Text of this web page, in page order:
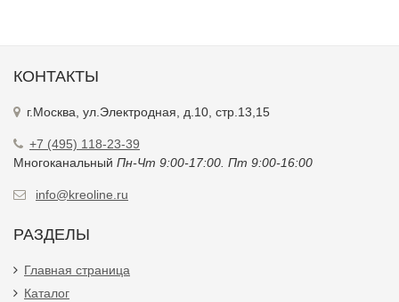
КОНТАКТЫ
г.Москва, ул.Электродная, д.10, стр.13,15
+7 (495) 118-23-39
Многоканальный Пн-Чт 9:00-17:00. Пт 9:00-16:00
info@kreoline.ru
РАЗДЕЛЫ
Главная страница
Каталог